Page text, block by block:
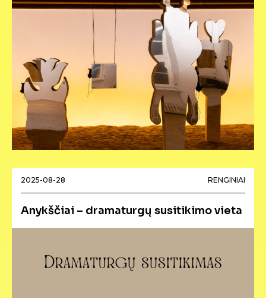
2025-08-28 RENGINIAI
Anykščiai – dramaturgų susitikimo vieta